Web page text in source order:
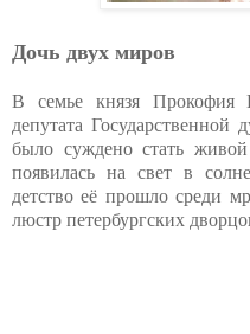
Дочь двух миров
В семье князя Прокофия
депутата Государственной
было суждено стать
появилась на свет в
детство её прошло среди
люстр петербургских